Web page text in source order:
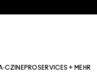
PROSERVICES + MEHR